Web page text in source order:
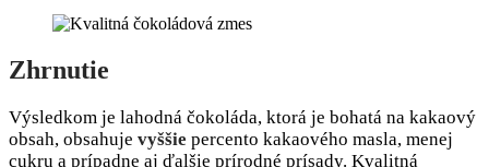
Zhrnutie
Výsledkom je lahodná čokoláda, ktorá je bohatá na kakaový
obsah, obsahuje vyššie percento kakaového masla, menej
cukru a prípadne aj ďalšie prírodné prísady. Kvalitná